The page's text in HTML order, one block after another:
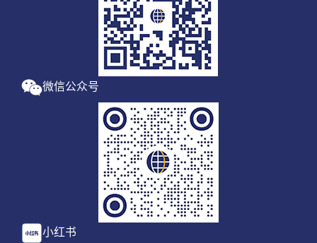
微信公众号
小红书